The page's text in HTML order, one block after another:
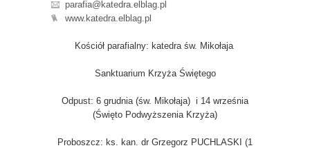
parafia@katedra.elblag.pl
www.katedra.elblag.pl
Kościół parafialny: katedra św. Mikołaja
Sanktuarium Krzyża Świętego
Odpust: 6 grudnia (św. Mikołaja) i 14 września
(Święto Podwyższenia Krzyża)
Proboszcz: ks. kan. dr Grzegorz PUCHLASKI (1